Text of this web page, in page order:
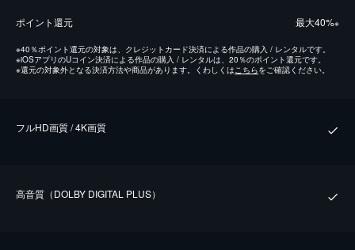
ポイント還元 最⼤40%※
※40％ポイント還元の対象は、クレジットカード決済による作品の購入 / レンタルです。
※iOSアプリのUコイン決済による作品の購入 / レンタルは、20％のポイント還元です。
※還元の対象外となる決済方法や商品があります。くわしくは こちらをご確認ください。
フルHD画質 / 4K画質
⾼⾳質（DOLBY DIGITAL PLUS）